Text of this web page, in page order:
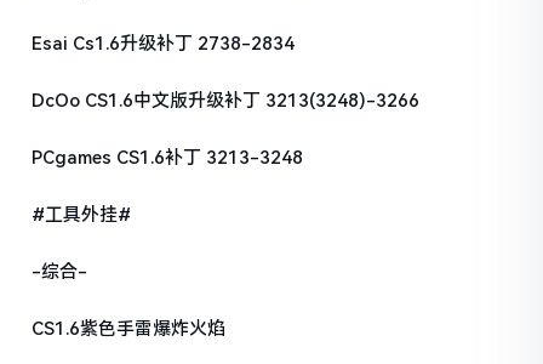
Esai Cs1.6升级补丁 2738-2834
DcOo CS1.6中文版升级补丁 3213(3248)-3266
PCgames CS1.6补丁 3213-3248
#工具外挂#
-综合-
CS1.6紫色手雷爆炸火焰